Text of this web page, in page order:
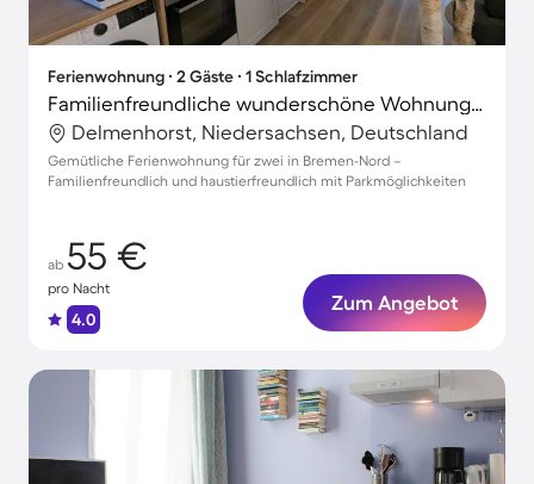
Ferienwohnung ∙ 2 Gäste ∙ 1 Schlafzimmer
Familienfreundliche wunderschöne Wohnung mit Terrasse | Haustierfreundlich
Delmenhorst, Niedersachsen, Deutschland
Gemütliche Ferienwohnung für zwei in Bremen-Nord –
Familienfreundlich und haustierfreundlich mit Parkmöglichkeiten
ab 55 €
pro Nacht
4.0
Zum Angebot